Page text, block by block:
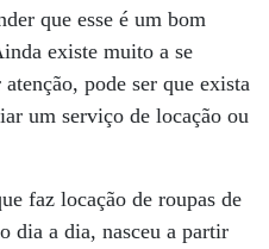
que esse é um bom
existe muito a se
pode ser que exista
um serviço de locação ou
faz locação de roupas de
dia a dia, nasceu a partir